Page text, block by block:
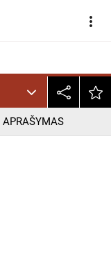
more_vert
APRAŠYMAS